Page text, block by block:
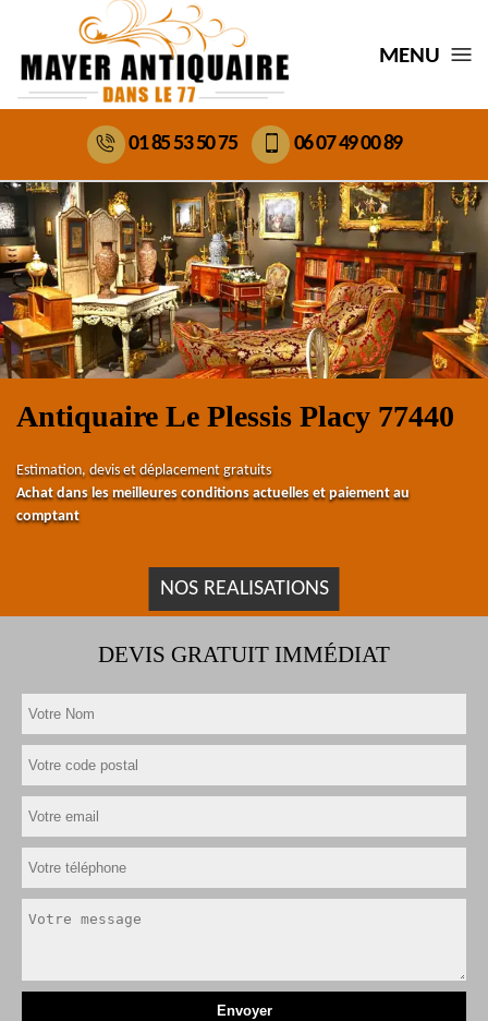
MENU
01 85 53 50 75 06 07 49 00 89
Antiquaire Le Plessis Placy 77440
Estimation, devis et déplacement gratuits
Achat dans les meilleures conditions actuelles et paiement au
comptant
NOS REALISATIONS
DEVIS GRATUIT IMMÉDIAT